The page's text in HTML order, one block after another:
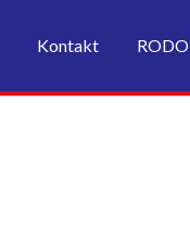
Kontakt RODO